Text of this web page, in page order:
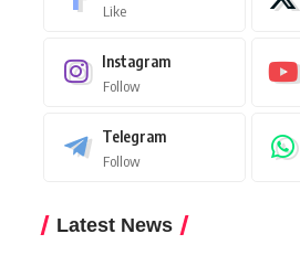
Like
Instagram
Follow
Telegram
Follow
Latest News